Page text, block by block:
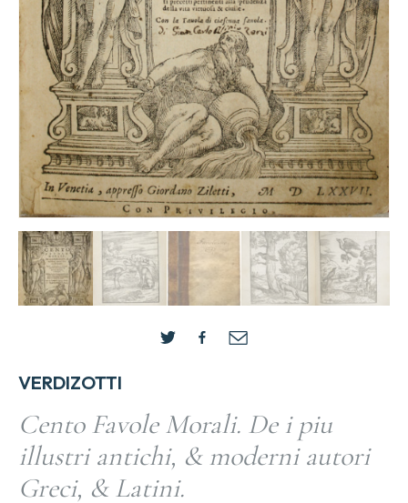
VERDIZOTTI
Cento Favole Morali. De i piu
illustri antichi, & moderni autori
Greci, & Latini.